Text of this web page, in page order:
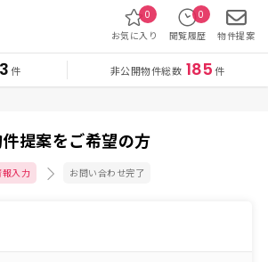
件 非公開物件総数 185件
お気に入り
0
閲覧履歴
0
物件提案
提案をご希望の方
報入力 お問い合わせ完了